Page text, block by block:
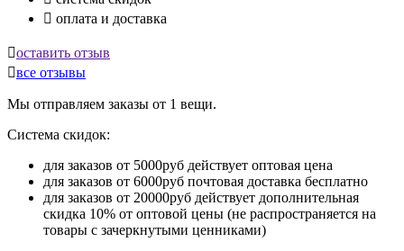
 оплата и доставка
оставить отзыв
все отзывы
Мы отправляем заказы от 1 вещи.
Система скидок:
для заказов от 5000руб действует оптовая цена
для заказов от 6000руб почтовая доставка бесплатно
для заказов от 20000руб действует дополнительная
скидка 10% от оптовой цены (не распространяется на
товары с зачеркнутыми ценниками)